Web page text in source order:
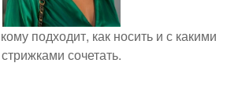
подходит, как носить и с какими
стрижками сочетать.